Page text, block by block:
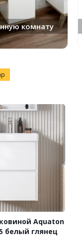
комнату
Aquaton
белый глянец